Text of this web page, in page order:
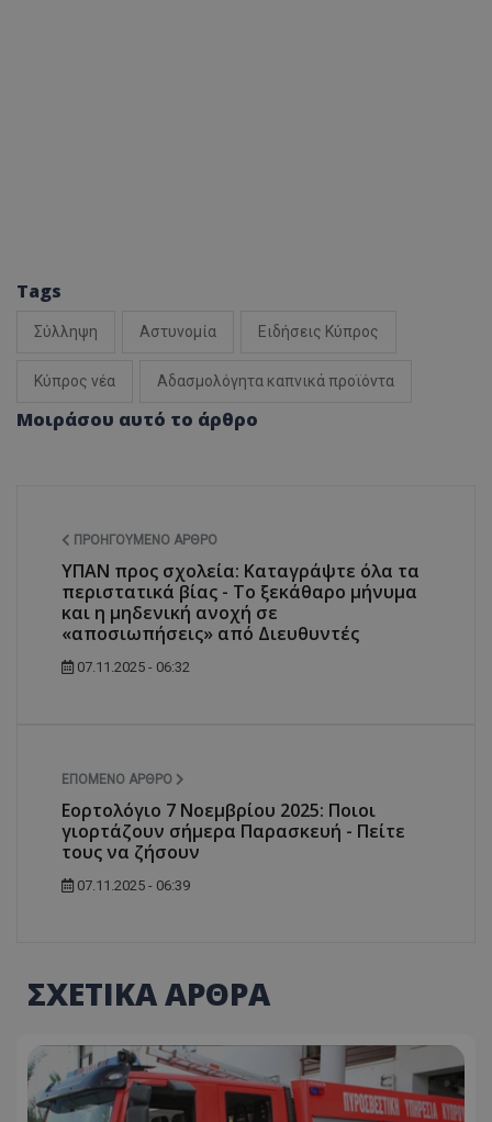
Tags
Σύλληψη Αστυνομία Ειδήσεις Κύπρος
Κύπρος νέα Αδασμολόγητα καπνικά προϊόντα
Μοιράσου αυτό το άρθρο
ΠΡΟΗΓΟΎΜΕΝΟ ΆΡΘΡΟ
ΥΠΑΝ προς σχολεία: Καταγράψτε όλα τα
περιστατικά βίας - Το ξεκάθαρο μήνυμα
και η μηδενική ανοχή σε
«αποσιωπήσεις» από Διευθυντές
07.11.2025 - 06:32
ΕΠΌΜΕΝΟ ΆΡΘΡΟ
Εορτολόγιο 7 Νοεμβρίου 2025: Ποιοι
γιορτάζουν σήμερα Παρασκευή - Πείτε
τους να ζήσουν
07.11.2025 - 06:39
ΣΧΕΤΙΚΑ ΑΡΘΡΑ